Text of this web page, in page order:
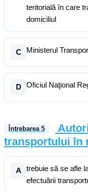
teritorială în care
domiciliul
C Ministerul
D Oficiul Naţional
Întrebarea 5
transportului în
A
trebuie să se afle
efectuării